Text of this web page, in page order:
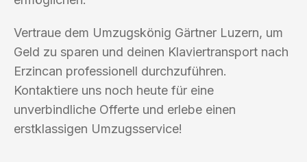
Vertraue dem Umzugskönig Gärtner Luzern, um
Geld zu sparen und deinen Klaviertransport nach
Erzincan professionell durchzuführen.
Kontaktiere uns noch heute für eine
unverbindliche Offerte und erlebe einen
erstklassigen Umzugsservice!